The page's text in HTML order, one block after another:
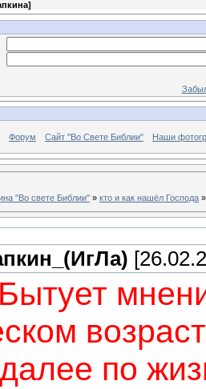
]
Форум Сайт "Во Свете Библии" Наши
"Во свете Библии" » кто и как нашёл Господа »
Бытует
по